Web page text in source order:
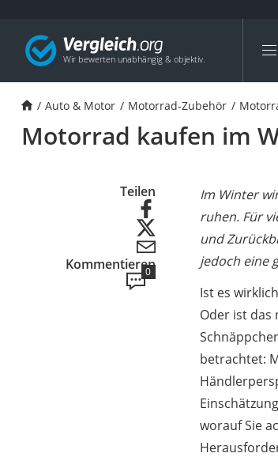
Die
Auto
FM-
Auto & Motor Motorrad-Zubehör
Motorrad kaufen im
Teilen
Kommentieren
0
Im Winter
ruhen. Für
und
jedoch eine
Ist es
Oder ist das
betrachtet:
worauf Sie